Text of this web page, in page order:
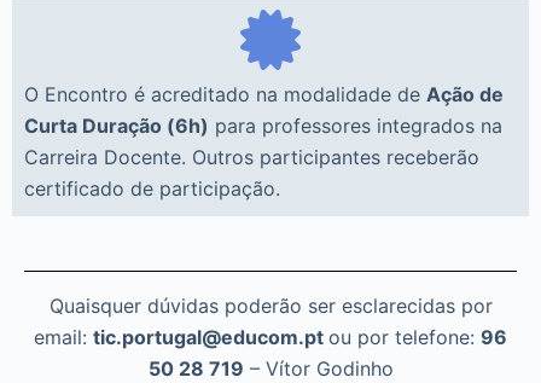
O Encontro é acreditado na modalidade de Ação de
Curta Duração (6h) para professores integrados na
Carreira Docente. Outros participantes receberão
certificado de participação.
Quaisquer dúvidas poderão ser esclarecidas por
email: tic.portugal@educom.pt ou por telefone: 96
50 28 719 – Vítor Godinho